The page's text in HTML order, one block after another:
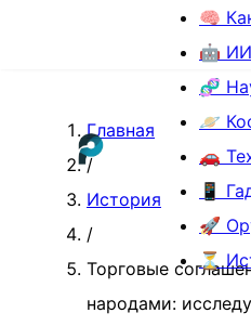
🧠
🤖 ИИ
🧬
🪐
🚗
📱
🚀
⏳
Главная
/
История
/
Торговые
народами: